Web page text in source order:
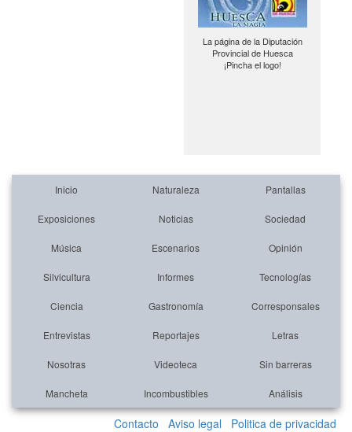
La página de la Diputación
Provincial de Huesca
¡Pincha el logo!
Inicio Naturaleza Pantallas
Exposiciones Noticias Sociedad
Música Escenarios Opinión
Silvicultura Informes Tecnologías
Ciencia Gastronomía Corresponsales
Entrevistas Reportajes Letras
Nosotras Videoteca Sin barreras
Mancheta Incombustibles Análisis
Contacto Aviso legal Politica de privacidad